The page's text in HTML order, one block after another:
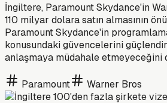
İngiltere, Paramount Skydance'in
110 milyar dolara satın almasının
Paramount Skydance'in
konusundaki güvencelerini
anlaşmaya müdahale etmeyeceğini
Paramount Warner Bros